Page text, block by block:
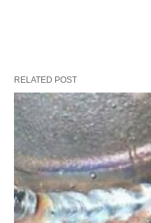
RELATED POST